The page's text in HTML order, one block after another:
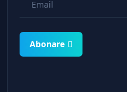
Abonare